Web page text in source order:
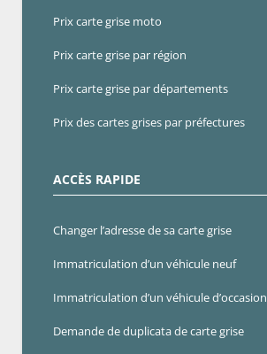
Prix carte grise moto
Prix carte grise par région
Prix carte grise par départements
Prix des cartes grises par préfectures
ACCÈS RAPIDE
Changer l’adresse de sa carte grise
Immatriculation d’un véhicule neuf
Immatriculation d’un véhicule d’occasion
Demande de duplicata de carte grise